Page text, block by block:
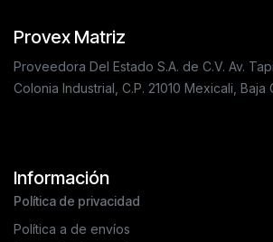
Provex Matriz
Proveedora Del Estado S.A. de C.V. Av.
Colonia Industrial, C.P. 21010 Mexicali, Baja
Información
Política de privacidad
Política a de envíos